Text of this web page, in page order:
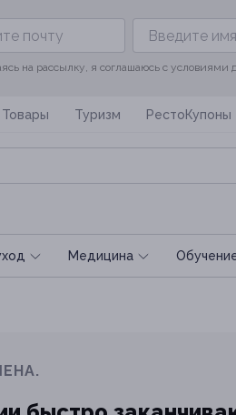
на рассылку, я соглашаюсь с условиями
Товары Туризм РестоКупоны
Медицина